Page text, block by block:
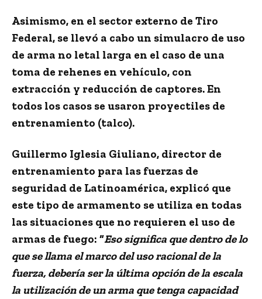
Asimismo, en el sector externo de Tiro
Federal, se llevó a cabo un simulacro de uso
de arma no letal larga en el caso de una
toma de rehenes en vehículo, con
extracción y reducción de captores. En
todos los casos se usaron proyectiles de
entrenamiento (talco).
Guillermo Iglesia Giuliano, director de
entrenamiento para las fuerzas de
seguridad de Latinoamérica, explicó que
este tipo de armamento se utiliza en todas
las situaciones que no requieren el uso de
armas de fuego: “Eso significa que dentro de lo
que se llama el marco del uso racional de la
fuerza, debería ser la última opción de la escala
la utilización de un arma que tenga capacidad